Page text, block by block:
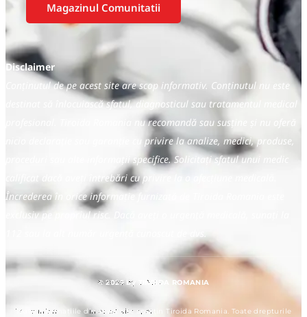
Magazinul Comunitatii
Disclaimer
Conținutul de pe acest site are scop informativ. Conținutul nu este
destinat să înlocuiască sfatul, diagnosticul sau tratamentul medical
profesional. Tiroida Romania nu recomandă sau susține și nu oferă
nicio declarație sau garanție cu privire la analize, medici, produse,
proceduri sau alte informații specifice. Solicitați sfatul unui medic
calificat dacă aveți întrebări cu privire la o afecțiune medicală.
Încrederea în orice informație furnizată de Tiroida Romania este
exclusiv pe propriul risc. Dacă aveți o urgență medicală, sunați la
© 2025 by TIROIDA ROMANIA
Toate informațiile din acest site aparțin Tiroida Romania. Toate drepturile